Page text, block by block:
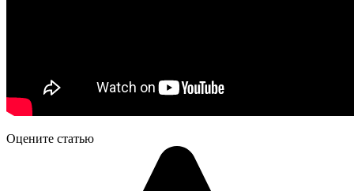
Оцените статью